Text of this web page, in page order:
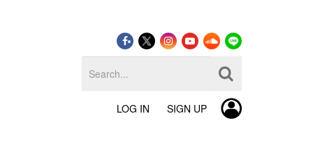
LOG IN SIGN UP